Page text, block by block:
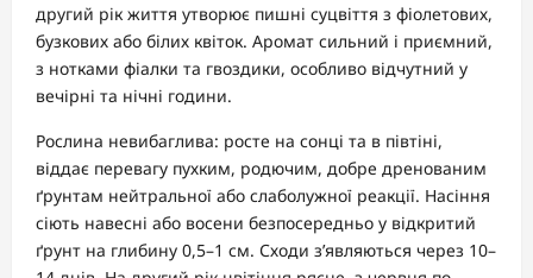
другий рік життя утворює пишні суцвіття з фіолетових,
бузкових або білих квіток. Аромат сильний і приємний,
з нотками фіалки та гвоздики, особливо відчутний у
вечірні та нічні години.
Рослина невибаглива: росте на сонці та в півтіні,
віддає перевагу пухким, родючим, добре дренованим
ґрунтам нейтральної або слаболужної реакції. Насіння
сіють навесні або восени безпосередньо у відкритий
ґрунт на глибину 0,5–1 см. Сходи з’являються через 10–